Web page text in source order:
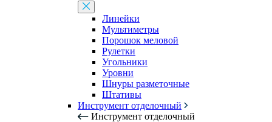
Линейки
Мультиметры
Порошок меловой
Рулетки
Угольники
Уровни
Шнуры разметочные
Штативы
Инструмент отделочный
Инструмент отделочный